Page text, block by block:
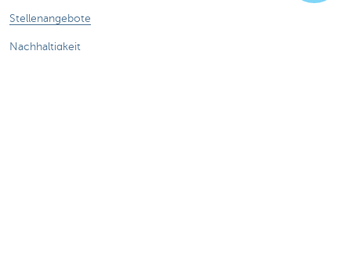
Stellenangebote
Nachhaltigkeit